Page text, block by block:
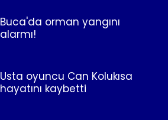
Buca'da orman yangını
alarmı!
Usta oyuncu Can Kolukısa
hayatını kaybetti